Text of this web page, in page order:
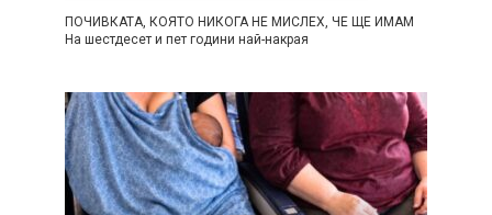
ПОЧИВКАТА, КОЯТО НИКОГА НЕ МИСЛЕХ, ЧЕ ЩЕ ИМАМ
На шестдесет и пет години най-накрая